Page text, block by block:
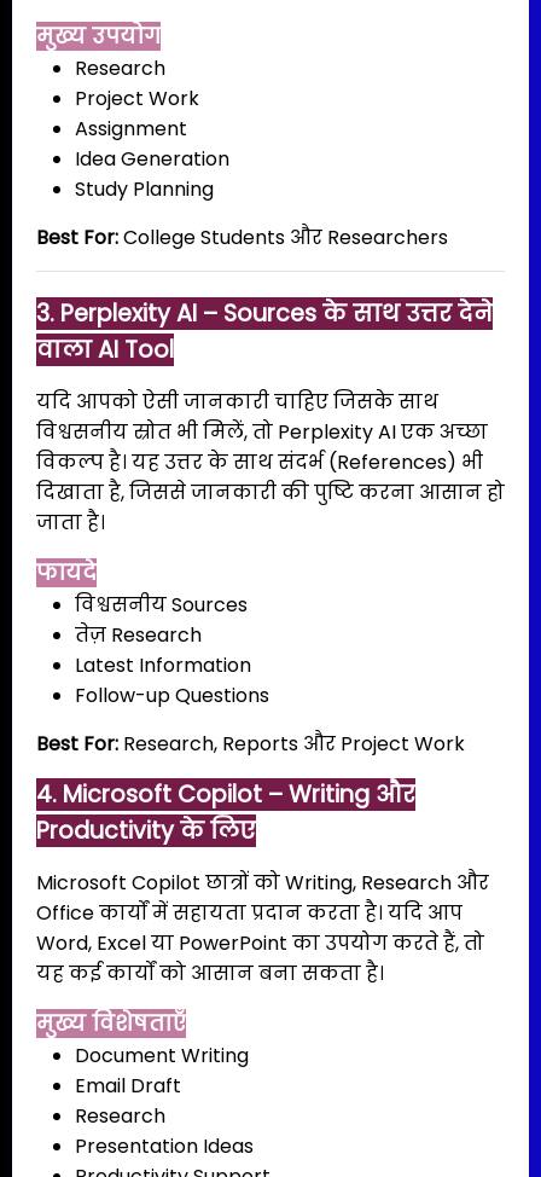
मुख्य उपयोग
Research
Project Work
Assignment
Idea Generation
Study Planning
Best For:College Students और Researchers
3. Perplexity AI – Sources के साथ उत्तर देने
वाला AI Tool
यदि आपको ऐसी जानकारी चाहिए जिसके साथ
विश्वसनीय स्रोत भी मिलें, तो Perplexity AI एक अच्छा
विकल्प है। यह उत्तर के साथ संदर्भ (References) भी
दिखाता है, जिससे जानकारी की पुष्टि करना आसान हो
जाता है।
फायदे
विश्वसनीय Sources
तेज़ Research
Latest Information
Follow-up Questions
Best For: Research, Reports और Project Work
4. Microsoft Copilot – Writing और
Productivity के लिए
Microsoft Copilot छात्रों को Writing, Research और
Office कार्यों में सहायता प्रदान करता है। यदि आप
Word, Excel या PowerPoint का उपयोग करते हैं, तो
यह कई कार्यों को आसान बना सकता है।
मुख्य विशेषताएँ
Document Writing
Email Draft
Research
Presentation Ideas